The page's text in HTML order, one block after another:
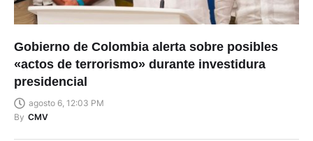
Gobierno de Colombia alerta sobre posibles
«actos de terrorismo» durante investidura
presidencial
agosto 6, 12:03 PM
By CMV